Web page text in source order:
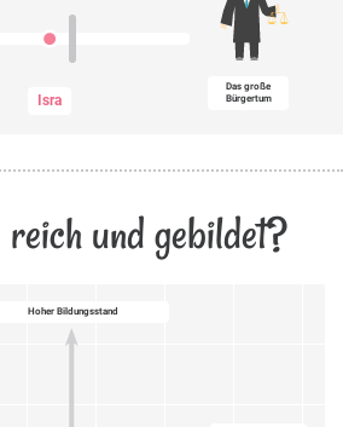
Isra
Das große
Bürgertum
und gebildet?
Hoher Bildungsstand